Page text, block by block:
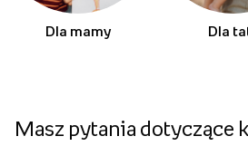
Dla mamy Dla
Masz pytania dotyczące